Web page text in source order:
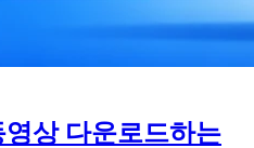
상 다운로드하는